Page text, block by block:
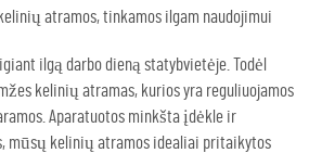
atramos, tinkamos ilgam naudojimui
ilgą darbo dieną statybvietėje. Todėl
kelinių atramas, kurios yra reguliuojamos
Aparatuotos minkšta įdėkle ir
mūsų kelinių atramos idealiai pritaikytos